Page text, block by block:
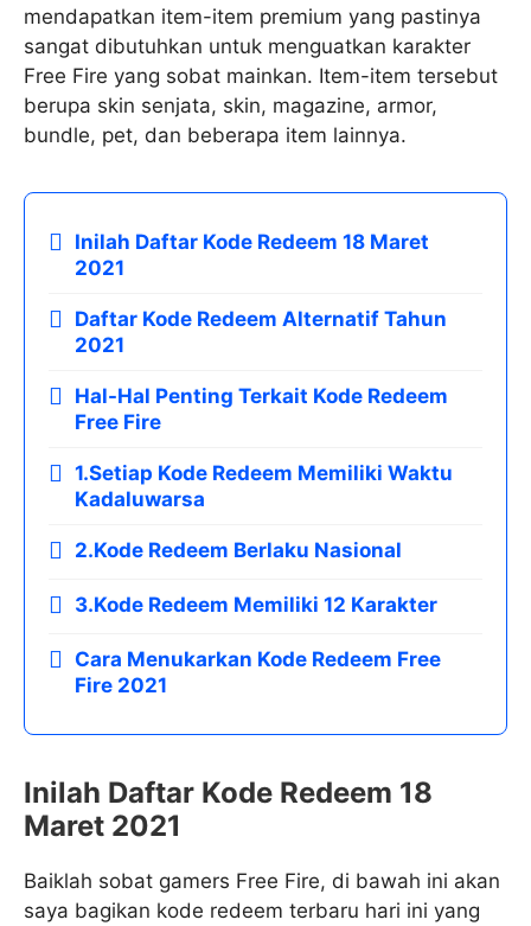
mendapatkan item-item premium yang pastinya
sangat dibutuhkan untuk menguatkan karakter
Free Fire yang sobat mainkan. Item-item tersebut
berupa skin senjata, skin, magazine, armor,
bundle, pet, dan beberapa item lainnya.
Inilah Daftar Kode Redeem 18 Maret
2021
Daftar Kode Redeem Alternatif Tahun
2021
Hal-Hal Penting Terkait Kode Redeem
Free Fire
1.Setiap Kode Redeem Memiliki Waktu
Kadaluwarsa
2.Kode Redeem Berlaku Nasional
3.Kode Redeem Memiliki 12 Karakter
Cara Menukarkan Kode Redeem Free
Fire 2021
Inilah Daftar Kode Redeem 18
Maret 2021
Baiklah sobat gamers Free Fire, di bawah ini akan
saya bagikan kode redeem terbaru hari ini yang